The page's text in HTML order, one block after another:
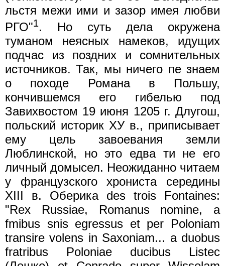
льстя межи ими и зазор имея любви
РГО"1. Но суть дела окружена
туманом неясных намеков, идущих
подчас из поздних и сомнительных
источников. Так, мы ничего пе знаем
о походе Романа в Польшу,
кончившемся его гибелью под
Завихвостом 19 июня 1205 г. Длугош,
польский историк ХУ в., приписывает
ему цель завоевания земли
Люблинской, но это едва ти не его
личный домысел. Неожиданно читаем
у французского хрониста середины
XIII в. Оберика des trois Fontaines:
"Rex Russiae, Romanus nomine, a
fmibus snis egressus et per Poloniam
transire volens in Saxoniam... a duobus
fratribus Poloniae ducibus Listec